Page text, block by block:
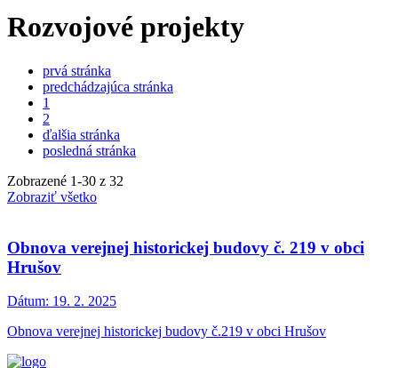
Rozvojové projekty
prvá stránka
predchádzajúca stránka
1
2
ďalšia stránka
posledná stránka
Zobrazené 1-30 z 32
Zobraziť všetko
Obnova verejnej historickej budovy č. 219 v obci
Hrušov
Dátum: 19. 2. 2025
Obnova verejnej historickej budovy č.219 v obci Hrušov